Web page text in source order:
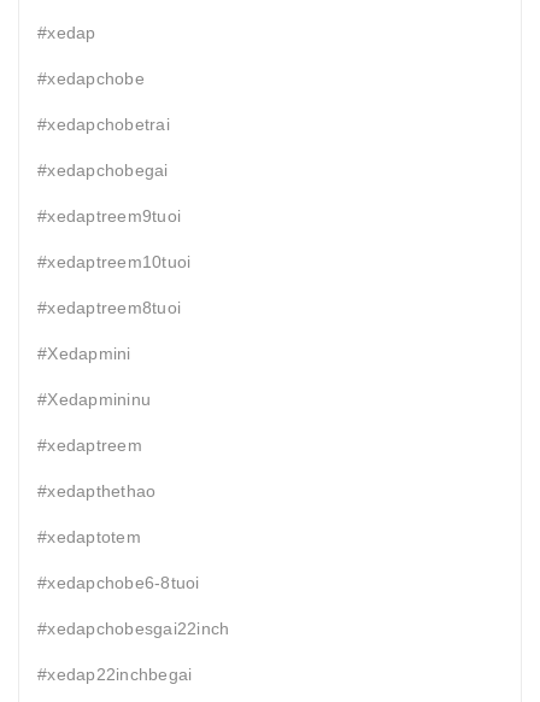
#xedap
#xedapchobe
#xedapchobetrai
#xedapchobegai
#xedaptreem9tuoi
#xedaptreem10tuoi
#xedaptreem8tuoi
#Xedapmini
#Xedapmininu
#xedaptreem
#xedapthethao
#xedaptotem
#xedapchobe6-8tuoi
#xedapchobesgai22inch
#xedap22inchbegai